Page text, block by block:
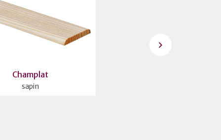
Champlat
sapin